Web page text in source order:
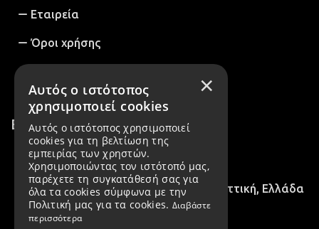
Εταιρεία
Όροι χρήσης
Επικοινωνία
2102716758
28ης Οκτωβρίου 15, Νέα Ιωνία, Αττική, Ελλάδα
info@irenevilou.gr
×
Αυτός ο ιστότοπος
χρησιμοποιεί cookies
Αυτός ο ιστότοπος χρησιμοποιεί
cookies για τη βελτίωση της
εμπειρίας των χρηστών.
Χρησιμοποιώντας τον ιστότοπό μας,
παρέχετε τη συγκατάθεσή σας για
όλα τα cookies σύμφωνα με την
Πολιτική μας για τα cookies. Διαβάστε
περισσότερα